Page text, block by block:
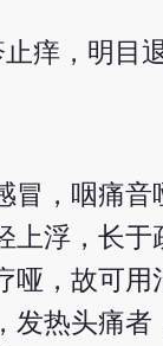
痒，明目
冒，咽痛音
上浮，长于
哑，故可用
发热头痛者